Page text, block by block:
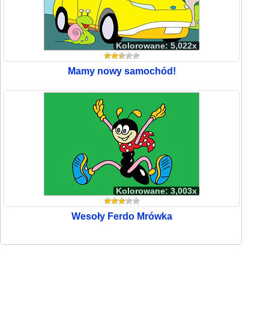
Kolorowane: 5,022x
Mamy nowy samochód!
Kolorowane: 3,003x
Wesoły Ferdo Mrówka